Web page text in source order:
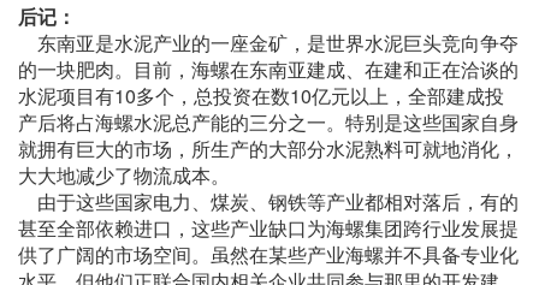
后记：
东南亚是水泥产业的一座金矿，是世界水泥巨头竞向争夺
的一块肥肉。目前，海螺在东南亚建成、在建和正在洽谈的
水泥项目有10多个，总投资在数10亿元以上，全部建成投
产后将占海螺水泥总产能的三分之一。特别是这些国家自身
就拥有巨大的市场，所生产的大部分水泥熟料可就地消化，
大大地减少了物流成本。
由于这些国家电力、煤炭、钢铁等产业都相对落后，有的
甚至全部依赖进口，这些产业缺口为海螺集团跨行业发展提
供了广阔的市场空间。虽然在某些产业海螺并不具备专业化